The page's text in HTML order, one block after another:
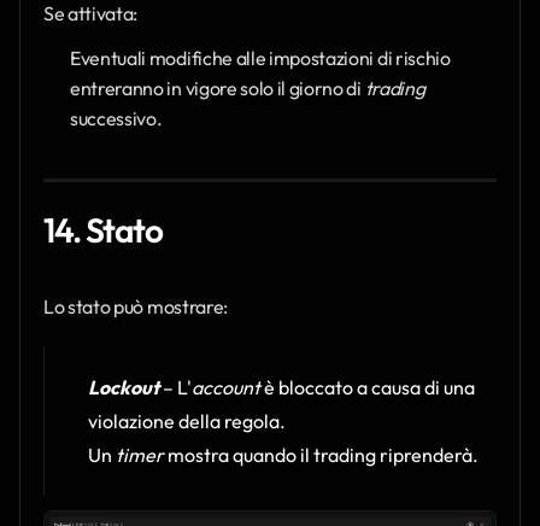
Se attivata:
Eventuali modifiche alle impostazioni di rischio
entreranno in vigore solo il giorno di trading
successivo.
14. Stato
Lo stato può mostrare:
Lockout – L'account è bloccato a causa di una
violazione della regola.
Un timer mostra quando il trading riprenderà.